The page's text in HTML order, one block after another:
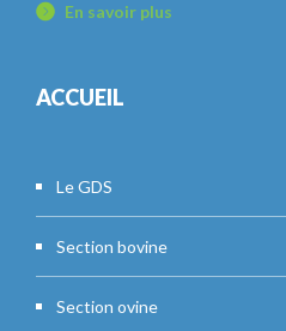
En savoir plus
ACCUEIL
Le GDS
Section bovine
Section ovine